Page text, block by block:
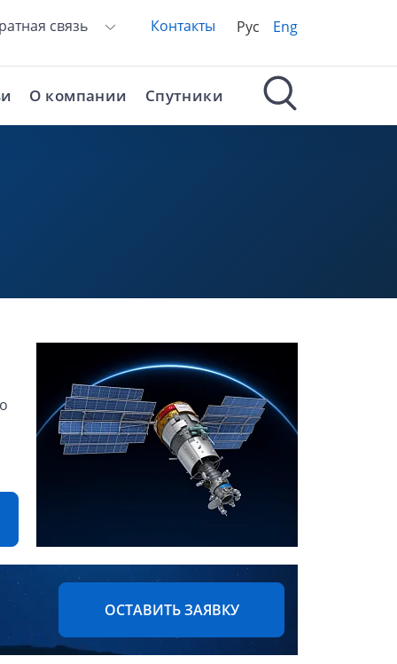
связь Контакты Рус Eng
О компании Спутники
ОСТАВИТЬ ЗАЯВКУ